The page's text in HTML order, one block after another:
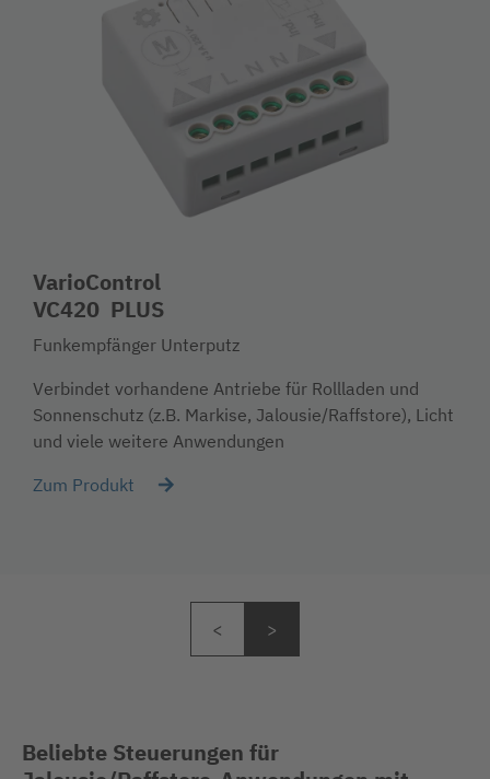
VarioControl
VC420 PLUS
Funkempfänger Unterputz
Verbindet vorhandene Antriebe für Rollladen und
Sonnenschutz (z.B. Markise, Jalousie/Raffstore), Licht
und viele weitere Anwendungen
Zum Produkt
Beliebte Steuerungen für